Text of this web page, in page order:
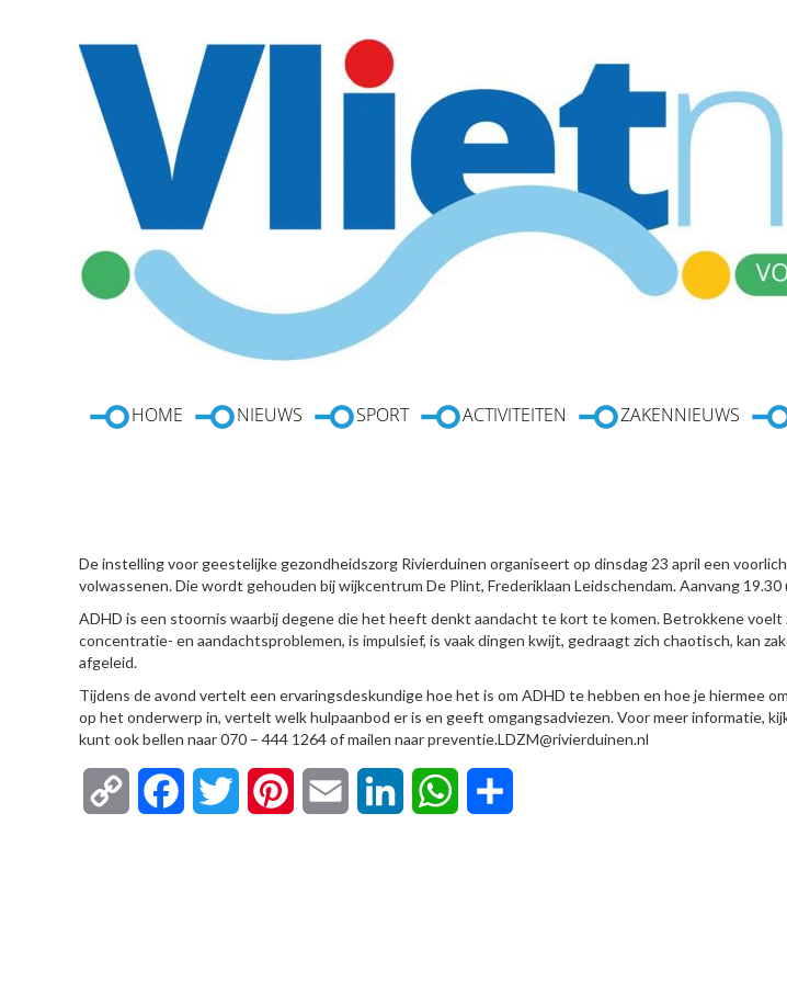
HOME NIEUWS SPORT ACTIVITEITEN ZAKENNIEUWS
De instelling voor geestelijke gezondheidszorg Rivierduinen organiseert op dinsdag 23 april een
volwassenen. Die wordt gehouden bij wijkcentrum De Plint, Frederiklaan Leidschendam. Aanvang 19.30
ADHD is een stoornis waarbij degene die het heeft denkt aandacht te kort te komen. Betrokkene voelt
concentratie- en aandachtsproblemen, is impulsief, is vaak dingen kwijt, gedraagt zich chaotisch, kan
afgeleid.
Tijdens de avond vertelt een ervaringsdeskundige hoe het is om ADHD te hebben en hoe je hiermee
op het onderwerp in, vertelt welk hulpaanbod er is en geeft omgangsadviezen. Voor meer informatie,
kunt ook bellen naar 070 – 444 1264 of mailen naar preventie.LDZM@rivierduinen.nl
Copy FacebookTwitter Pinterest Email LinkedIn WhatsApp